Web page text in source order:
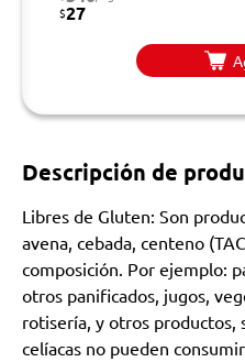
$27
Descripción de
Libres de Gluten: Son
avena, cebada, centeno
composición. Por ejemplo:
otros panificados, jugos,
rotisería, y otros productos,
celíacas no pueden